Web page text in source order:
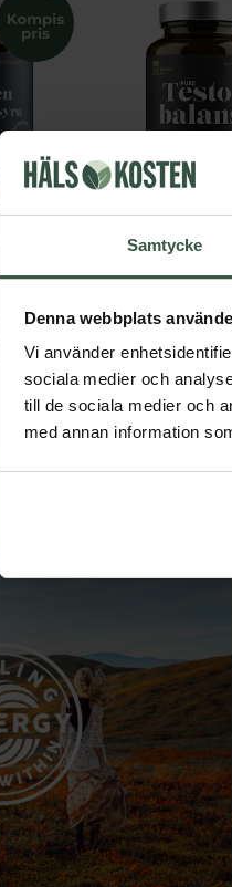
Samtycke
Denna webbplats
Vi använder
sociala medier och
till de sociala medier och
med annan information
Testobalans